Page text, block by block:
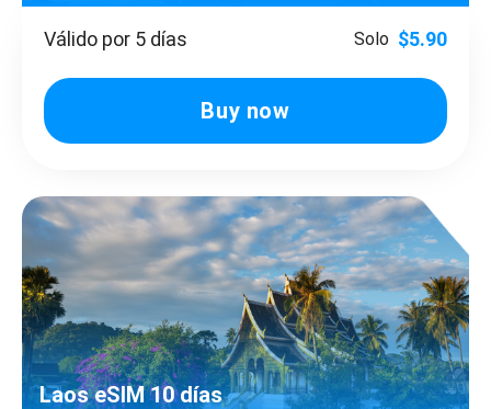
Válido por 5 días Solo $5.90
Buy now
Laos eSIM 10 días